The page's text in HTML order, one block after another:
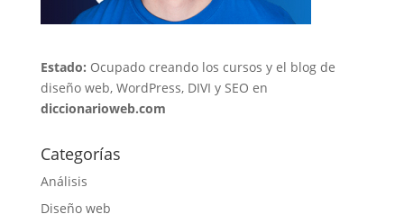
Estado: Ocupado creando los cursos y el blog de
diseño web, WordPress, DIVI y SEO en
diccionarioweb.com
Categorías
Análisis
Diseño web